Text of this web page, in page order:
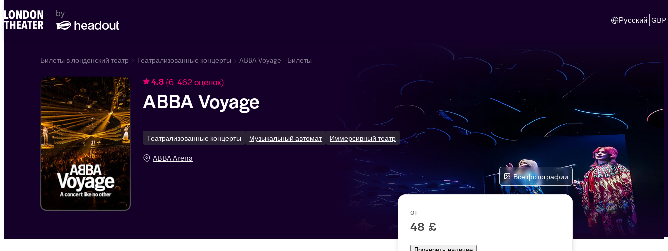
Русский GBP
Билеты в лондонский театр Театрализованные концерты ABBA Voyage - Билеты
4.8 (6 462 оценок)
ABBA Voyage
Театрализованные концерты Музыкальный автомат Иммерсивный театр
ABBA Arena
Все фотографии
от
48 £